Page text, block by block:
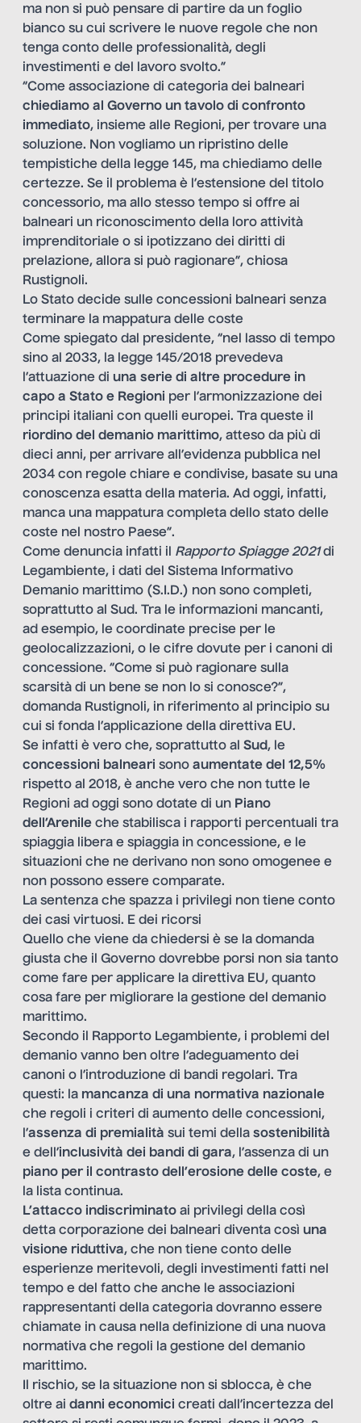
ma non si può pensare di partire da un foglio
bianco su cui scrivere le nuove regole che non
tenga conto delle professionalità, degli
investimenti e del lavoro svolto.”
“Come associazione di categoria dei balneari
chiediamo al Governo un tavolo di confronto
immediato, insieme alle Regioni, per trovare una
soluzione. Non vogliamo un ripristino delle
tempistiche della legge 145, ma chiediamo delle
certezze. Se il problema è l’estensione del titolo
concessorio, ma allo stesso tempo si offre ai
balneari un riconoscimento della loro attività
imprenditoriale o si ipotizzano dei diritti di
prelazione, allora si può ragionare”, chiosa
Rustignoli.
Lo Stato decide sulle concessioni balneari senza
terminare la mappatura delle coste
Come spiegato dal presidente, “nel lasso di tempo
sino al 2033, la legge 145/2018 prevedeva
l’attuazione di una serie di altre procedure in
capo a Stato e Regioni per l’armonizzazione dei
principi italiani con quelli europei. Tra queste il
riordino del demanio marittimo, atteso da più di
dieci anni, per arrivare all’evidenza pubblica nel
2034 con regole chiare e condivise, basate su una
conoscenza esatta della materia. Ad oggi, infatti,
manca una mappatura completa dello stato delle
coste nel nostro Paese”.
Come denuncia infatti il Rapporto Spiagge 2021di
Legambiente, i dati del Sistema Informativo
Demanio marittimo (S.I.D.) non sono completi,
soprattutto al Sud. Tra le informazioni mancanti,
ad esempio, le coordinate precise per le
geolocalizzazioni, o le cifre dovute per i canoni di
concessione. “Come si può ragionare sulla
scarsità di un bene se non lo si conosce?”,
domanda Rustignoli, in riferimento al principio su
cui si fonda l’applicazione della direttiva EU.
Se infatti è vero che, soprattutto al Sud, le
concessioni balneari sono aumentate del 12,5%
rispetto al 2018, è anche vero che non tutte le
Regioni ad oggi sono dotate di un Piano
dell’Arenile che stabilisca i rapporti percentuali tra
spiaggia libera e spiaggia in concessione, e le
situazioni che ne derivano non sono omogenee e
non possono essere comparate.
La sentenza che spazza i privilegi non tiene conto
dei casi virtuosi. E dei ricorsi
Quello che viene da chiedersi è se la domanda
giusta che il Governo dovrebbe porsi non sia tanto
come fare per applicare la direttiva EU, quanto
cosa fare per migliorare la gestione del demanio
marittimo.
Secondo il Rapporto Legambiente, i problemi del
demanio vanno ben oltre l’adeguamento dei
canoni o l’introduzione di bandi regolari. Tra
questi: la mancanza di una normativa nazionale
che regoli i criteri di aumento delle concessioni,
l’assenza di premialità sui temi della sostenibilità
e dell’inclusività dei bandi di gara, l’assenza di un
piano per il contrasto dell’erosione delle coste, e
la lista continua.
L’attacco indiscriminato ai privilegi della così
detta corporazione dei balneari diventa così una
visione riduttiva, che non tiene conto delle
esperienze meritevoli, degli investimenti fatti nel
tempo e del fatto che anche le associazioni
rappresentanti della categoria dovranno essere
chiamate in causa nella definizione di una nuova
normativa che regoli la gestione del demanio
marittimo.
Il rischio, se la situazione non si sblocca, è che
oltre ai danni economici creati dall’incertezza del